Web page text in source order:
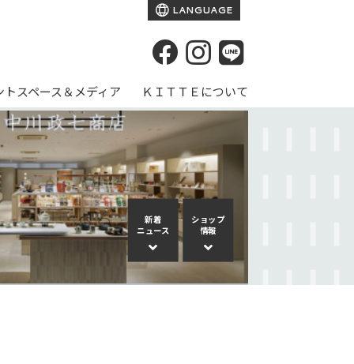
LANGUAGE
トスペース＆メディア ＫＩＴＴＥについて
新着
ニュース
ショップ
情報